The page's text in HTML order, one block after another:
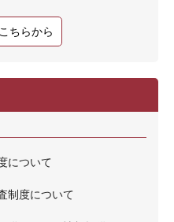
ちらから
について
制度について